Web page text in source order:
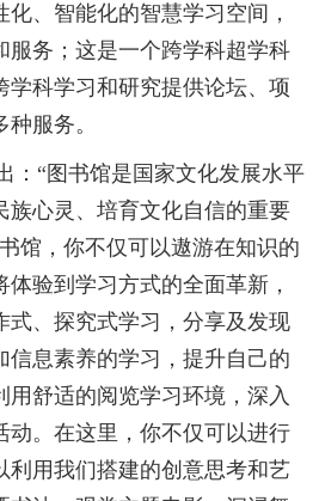
、智能化的智慧学习空间，
服务；这是一个跨学科超学科
学科学习和研究提供论坛、项
服务。
“图书馆是国家文化发展水平
族心灵、培育文化自信的重要
馆，你不仅可以遨游在知识的
验到学习方式的全面革新，
式、探究式学习，分享及发现
信息素养的学习，提升自己的
用舒适的阅览学习环境，深入
动。在这里，你不仅可以进行
利用我们搭建的创意思考和艺